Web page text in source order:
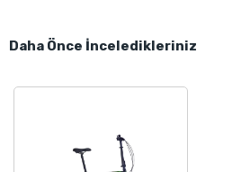
Daha Önce İnceledikleriniz